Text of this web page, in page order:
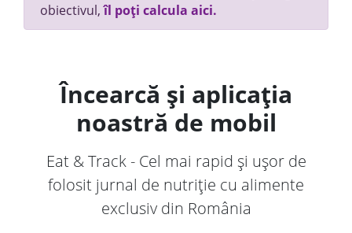
obiectivul,îl poți calcula aici.
Încearcă și aplicația
noastră de mobil
Eat & Track - Cel mai rapid și ușor de
folosit jurnal de nutriție cu alimente
exclusiv din România